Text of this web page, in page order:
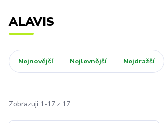
ALAVIS
Nejnovější Nejlevnější Nejdražší
Zobrazuji 1-17 z 17